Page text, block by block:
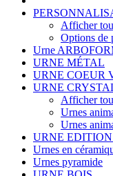
Afficher
Options de
Urne
URNE MÉTAL
URNE COEUR
URNE
Afficher
Urnes
Urnes
URNE EDITION
Urnes en
Urnes pyramide